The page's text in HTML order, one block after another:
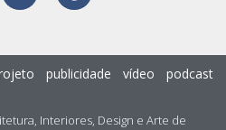
Interiores, Design e Arte de
publicidade vídeo podcast